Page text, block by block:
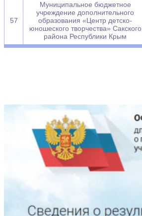
57
Муниципальное бюджетное
учреждение дополнительного
образования «Центр детско-
юношеского творчества» Сакского
района Республики Крым